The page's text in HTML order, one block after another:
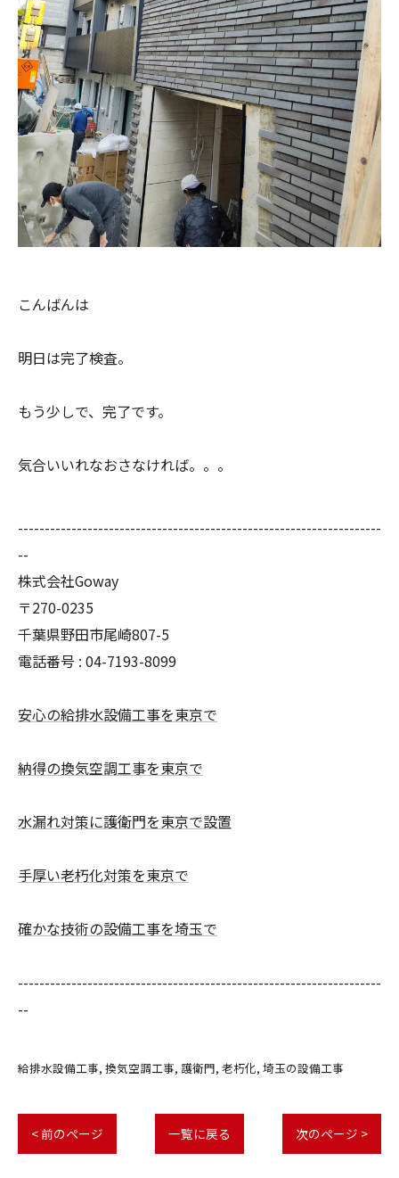
こんばんは
明日は完了検査。
もう少しで、完了です。
気合いいれなおさなければ。。。
--------------------------------------------------------------------
--
株式会社Goway
〒270-0235
千葉県野田市尾崎807-5
電話番号 : 04-7193-8099
安心の給排水設備工事を東京で
納得の換気空調工事を東京で
水漏れ対策に護衛門を東京で設置
手厚い老朽化対策を東京で
確かな技術の設備工事を埼玉で
--------------------------------------------------------------------
--
給排水設備工事 換気空調工事 護衛門 老朽化 埼玉の設備工事
< 前のページ 一覧に戻る 次のページ >